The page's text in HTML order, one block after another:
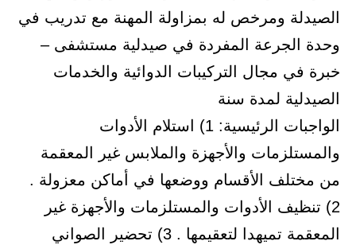
الصيدلة ومرخص له بمزاولة المهنة مع تدريب في
وحدة الجرعة المفردة في صيدلية مستشفى –
خبرة في مجال التركيبات الدوائية والخدمات
الصيدلية لمدة سنة
الواجبات الرئيسية: 1) استلام الأدوات
والمستلزمات والأجهزة والملابس غير المعقمة
من مختلف الأقسام ووضعها في أماكن معزولة .
2) تنظيف الأدوات والمستلزمات والأجهزة غير
المعقمة تميهدا لتعقيمها . 3) تحضير الصواني